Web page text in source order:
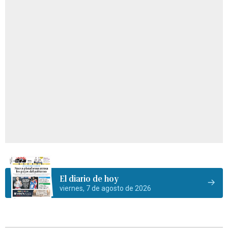
El diario de hoy
viernes, 7 de agosto de 2026